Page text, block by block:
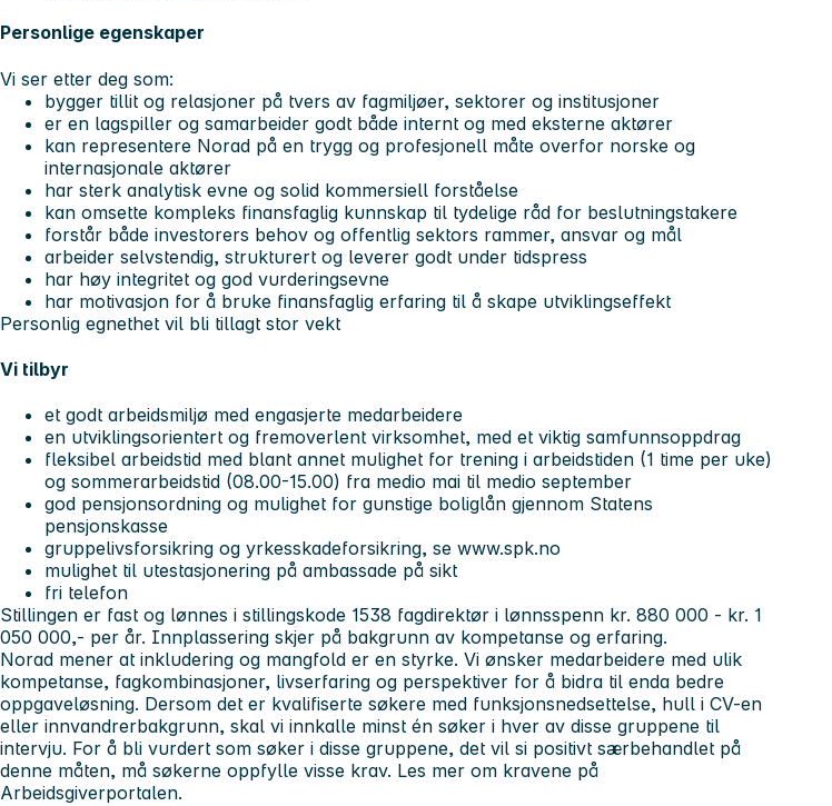
Personlige egenskaper
Vi ser etter deg som:
bygger tillit og relasjoner på tvers av fagmiljøer, sektorer og institusjoner
er en lagspiller og samarbeider godt både internt og med eksterne aktører
kan representere Norad på en trygg og profesjonell måte overfor norske og
internasjonale aktører
har sterk analytisk evne og solid kommersiell forståelse
kan omsette kompleks finansfaglig kunnskap til tydelige råd for beslutningstakere
forstår både investorers behov og offentlig sektors rammer, ansvar og mål
arbeider selvstendig, strukturert og leverer godt under tidspress
har høy integritet og god vurderingsevne
har motivasjon for å bruke finansfaglig erfaring til å skape utviklingseffekt
Personlig egnethet vil bli tillagt stor vekt
Vi tilbyr
et godt arbeidsmiljø med engasjerte medarbeidere
en utviklingsorientert og fremoverlent virksomhet, med et viktig samfunnsoppdrag
fleksibel arbeidstid med blant annet mulighet for trening i arbeidstiden (1 time per uke)
og sommerarbeidstid (08.00-15.00) fra medio mai til medio september
god pensjonsordning og mulighet for gunstige boliglån gjennom Statens
pensjonskasse
gruppelivsforsikring og yrkesskadeforsikring, se www.spk.no
mulighet til utestasjonering på ambassade på sikt
fri telefon
Stillingen er fast og lønnes i stillingskode 1538 fagdirektør i lønnsspenn kr. 880 000 - kr. 1
050 000,- per år. Innplassering skjer på bakgrunn av kompetanse og erfaring.
Norad mener at inkludering og mangfold er en styrke. Vi ønsker medarbeidere med ulik
kompetanse, fagkombinasjoner, livserfaring og perspektiver for å bidra til enda bedre
oppgaveløsning. Dersom det er kvalifiserte søkere med funksjonsnedsettelse, hull i CV-en
eller innvandrerbakgrunn, skal vi innkalle minst én søker i hver av disse gruppene til
intervju. For å bli vurdert som søker i disse gruppene, det vil si positivt særbehandlet på
denne måten, må søkerne oppfylle visse krav. Les mer om kravene på
Arbeidsgiverportalen.